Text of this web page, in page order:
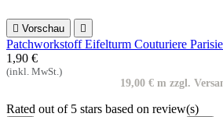
 Vorschau 
Patchworkstoff Eifelturm Couturiere
1,90 €
(inkl. MwSt.)
19,00 € m zzgl.
Rated out of 5 stars based on review(s)